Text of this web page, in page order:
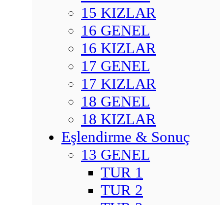
15 KIZLAR
16 GENEL
16 KIZLAR
17 GENEL
17 KIZLAR
18 GENEL
18 KIZLAR
Eşlendirme & Sonuç
13 GENEL
TUR 1
TUR 2